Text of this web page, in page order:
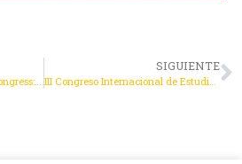
7th International Business Congress: Innovation, Sustainability, and Social Commitment – IBCISS 2025
SIGUIENTE
III Congreso Internacional de Estudios Sociales, Financieros e Internacionales